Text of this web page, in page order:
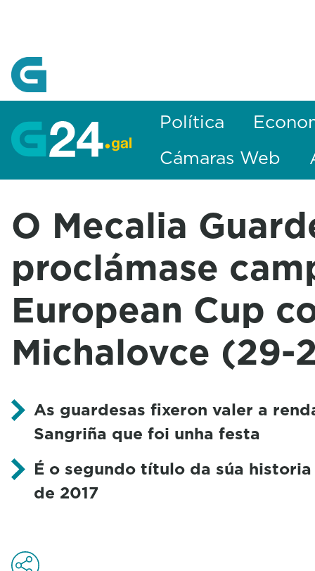
Política
Cámaras Web
O Mecalia
proclámase
European Cup
Michalovce (29-
As guardesas fixeron valer a
Sangriña que foi unha festa
É o segundo título da súa
de 2017